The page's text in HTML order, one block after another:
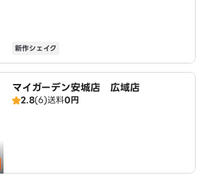
新作シェイク
マイガーデン安城店 広域店
2.8(6)送料0円